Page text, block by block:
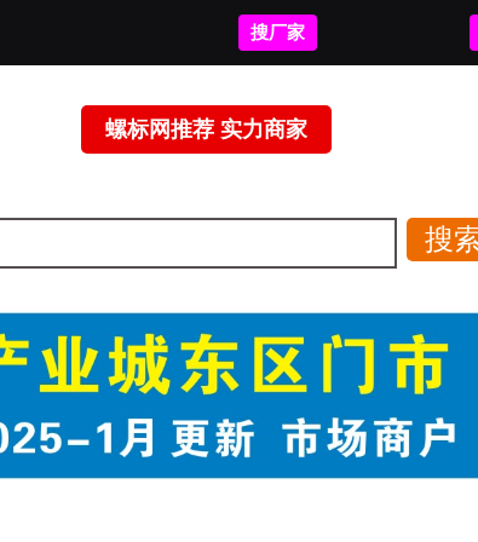
搜厂家
螺标网推荐 实力商家